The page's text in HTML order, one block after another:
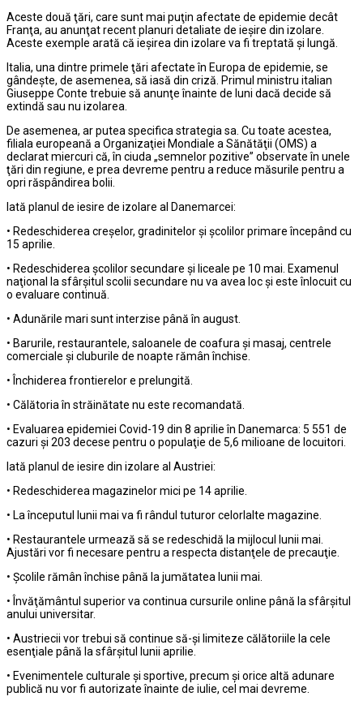
Aceste două ţări, care sunt mai puţin afectate de epidemie decât
Franţa, au anunţat recent planuri detaliate de ieşire din izolare.
Aceste exemple arată că ieşirea din izolare va fi treptată şi lungă.
Italia, una dintre primele ţări afectate în Europa de epidemie, se
gândeşte, de asemenea, să iasă din criză. Primul ministru italian
Giuseppe Conte trebuie să anunţe înainte de luni dacă decide să
extindă sau nu izolarea.
De asemenea, ar putea specifica strategia sa. Cu toate acestea,
filiala europeană a Organizaţiei Mondiale a Sănătăţii (OMS) a
declarat miercuri că, în ciuda „semnelor pozitive” observate în unele
ţări din regiune, e prea devreme pentru a reduce măsurile pentru a
opri răspândirea bolii.
Iată planul de iesire de izolare al Danemarcei:
• Redeschiderea creşelor, gradinitelor şi şcolilor primare începând cu
15 aprilie.
• Redeschiderea şcolilor secundare şi liceale pe 10 mai. Examenul
naţional la sfârşitul scolii secundare nu va avea loc şi este înlocuit cu
o evaluare continuă.
• Adunările mari sunt interzise până în august.
• Barurile, restaurantele, saloanele de coafura şi masaj, centrele
comerciale şi cluburile de noapte rămân închise.
• Închiderea frontierelor e prelungită.
• Călătoria în străinătate nu este recomandată.
• Evaluarea epidemiei Covid-19 din 8 aprilie în Danemarca: 5 551 de
cazuri şi 203 decese pentru o populaţie de 5,6 milioane de locuitori.
Iată planul de iesire din izolare al Austriei:
• Redeschiderea magazinelor mici pe 14 aprilie.
• La începutul lunii mai va fi rândul tuturor celorlalte magazine.
• Restaurantele urmează să se redeschidă la mijlocul lunii mai.
Ajustări vor fi necesare pentru a respecta distanţele de precauţie.
• Şcolile rămân închise până la jumătatea lunii mai.
• Învăţământul superior va continua cursurile online până la sfârşitul
anului universitar.
• Austriecii vor trebui să continue să-şi limiteze călătoriile la cele
esenţiale până la sfârşitul lunii aprilie.
• Evenimentele culturale şi sportive, precum şi orice altă adunare
publică nu vor fi autorizate înainte de iulie, cel mai devreme.